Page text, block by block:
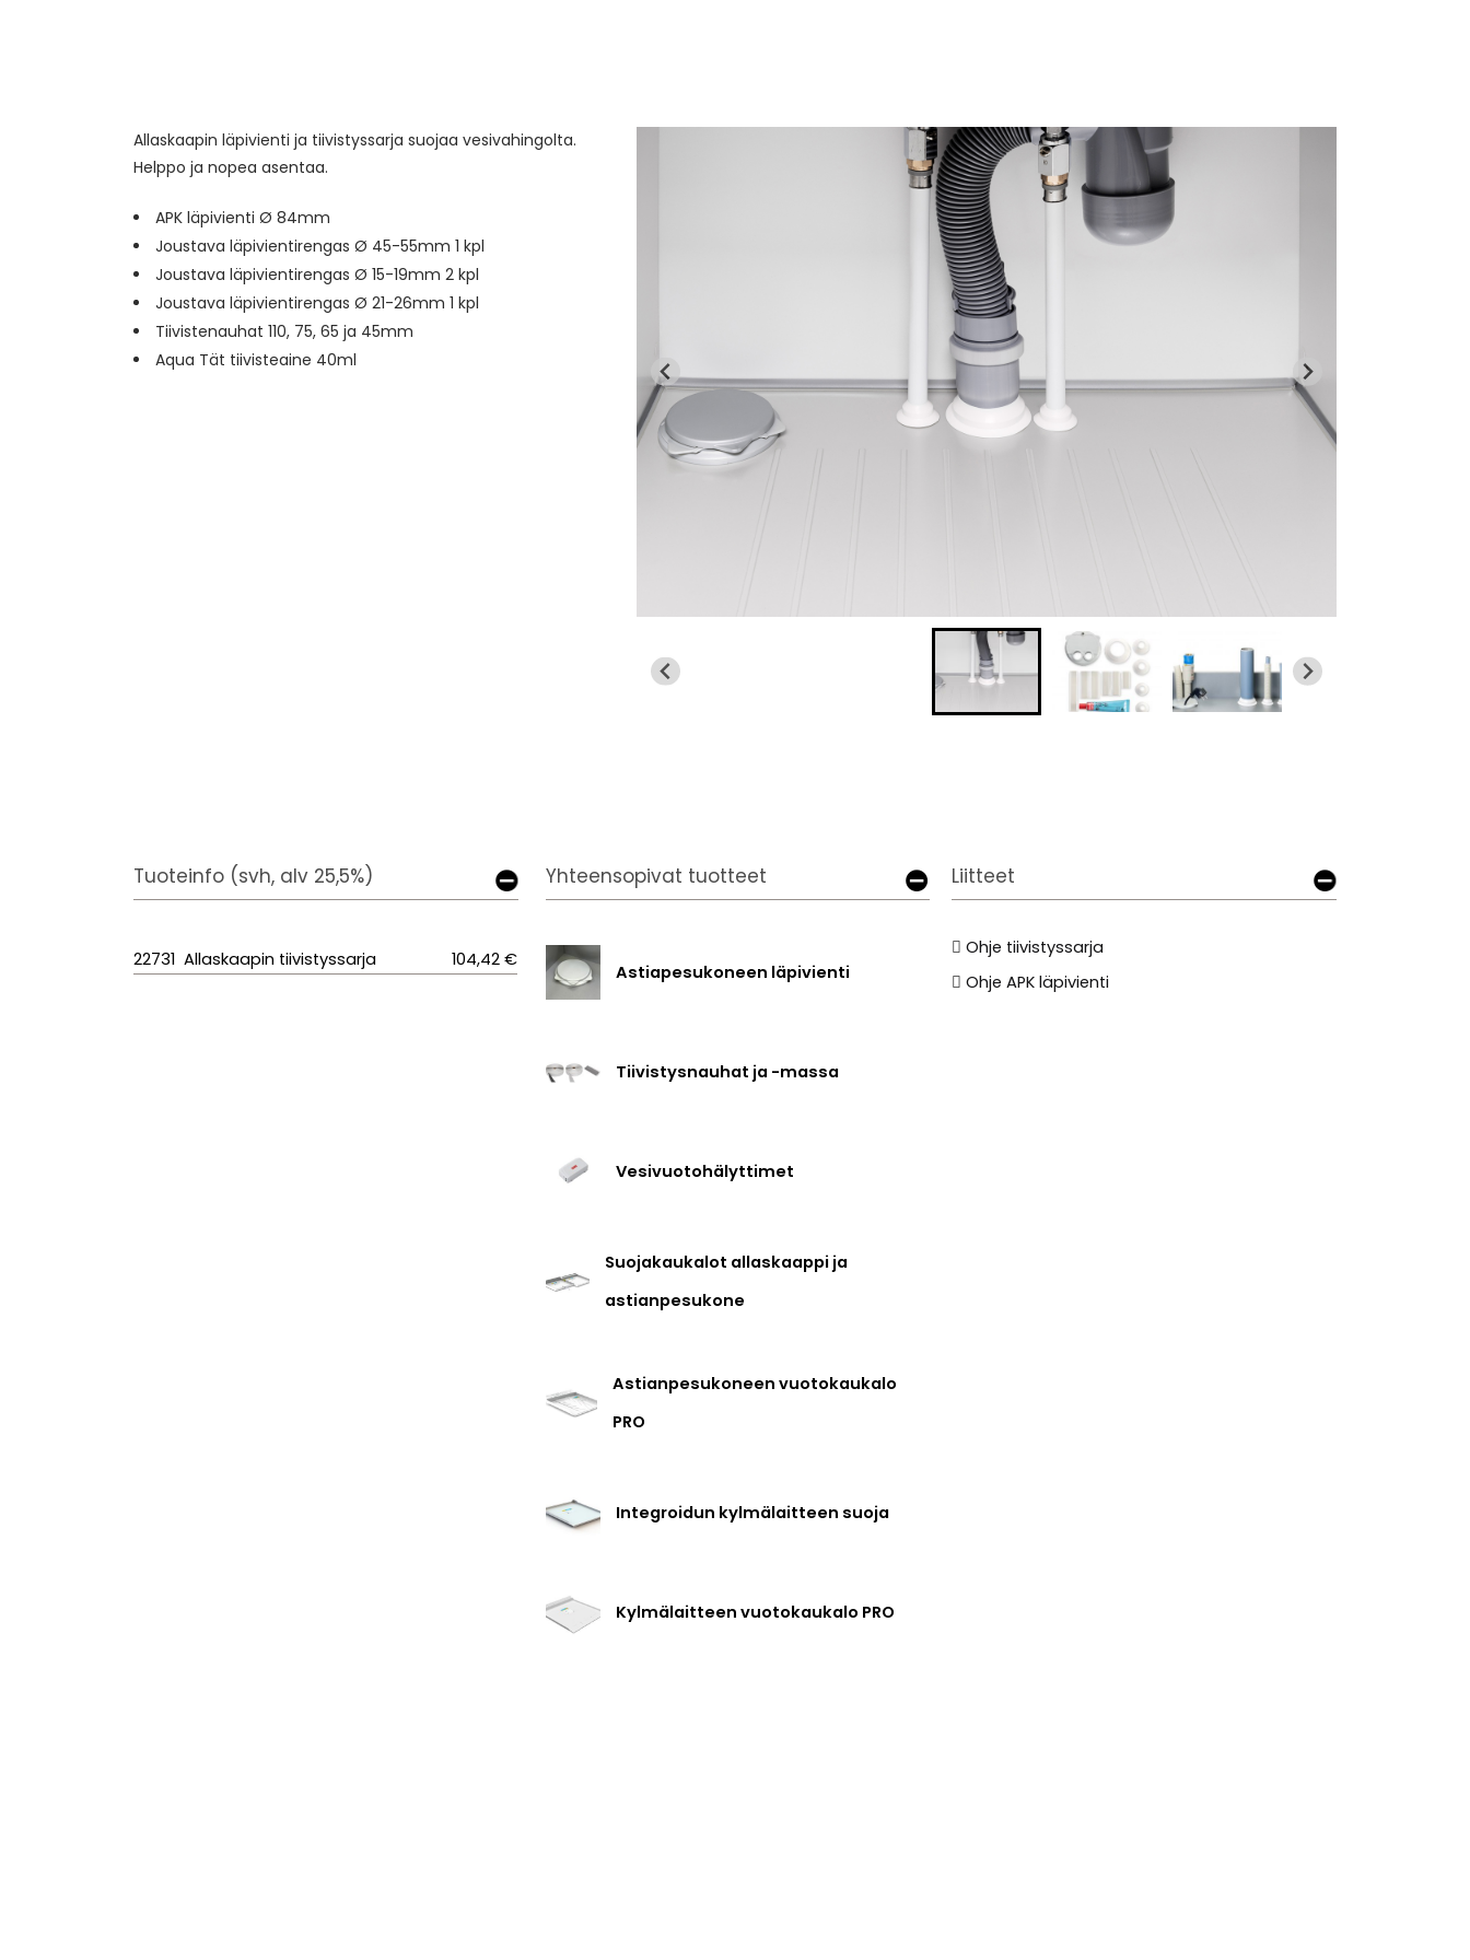
Allaskaapin läpivienti ja tiivistyssarja suojaa vesivahingolta.
Helppo ja nopea asentaa.
APK läpivienti Ø 84mm
Joustava läpivientirengas Ø 45-55mm 1 kpl
Joustava läpivientirengas Ø 15-19mm 2 kpl
Joustava läpivientirengas Ø 21-26mm 1 kpl
Tiivistenauhat 110, 75, 65 ja 45mm
Aqua Tät tiivisteaine 40ml
Tuoteinfo (svh, alv 25,5%)
22731 Allaskaapin tiivistyssarja 104,42 €
Yhteensopivat tuotteet
Astiapesukoneen läpivienti
Tiivistysnauhat ja -massa
Vesivuotohälyttimet
Suojakaukalot allaskaappi ja
astianpesukone
Astianpesukoneen vuotokaukalo
PRO
Integroidun kylmälaitteen suoja
Kylmälaitteen vuotokaukalo PRO
Liitteet
Ohje tiivistyssarja
Ohje APK läpivienti